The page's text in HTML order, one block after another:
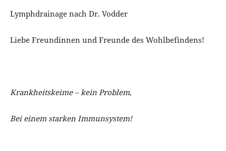
Lymphdrainage nach Dr. Vodder
Liebe Freundinnen und Freunde des Wohlbefindens!
Krankheitskeime – kein Problem,
Bei einem starken Immunsystem!